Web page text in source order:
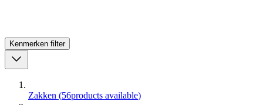
Kenmerken filter
Zakken (56products available)